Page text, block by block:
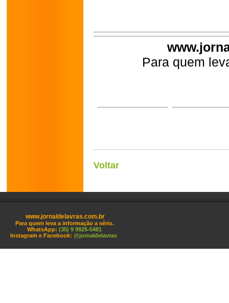
Para quem
Voltar
www.jornaldelavras.com.br
Para quem leva a informação a sério.
WhatsApp: (35) 9 9925-5481
Instagram e Facebook: @jornaldelavras